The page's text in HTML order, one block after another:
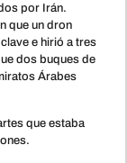
por Irán.
que un dron
e hirió a tres
dos buques de
Árabes
que estaba